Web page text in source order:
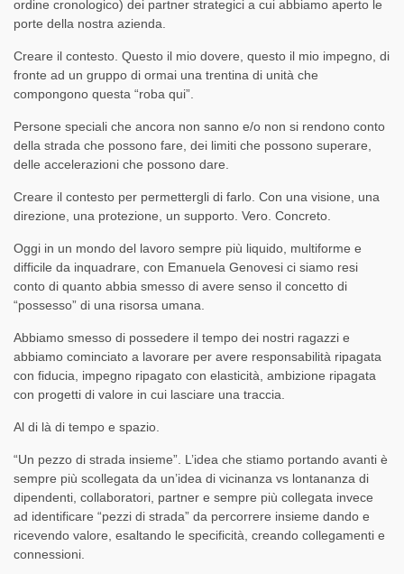
ordine cronologico) dei partner strategici a cui abbiamo aperto le
porte della nostra azienda.
Creare il contesto. Questo il mio dovere, questo il mio impegno, di
fronte ad un gruppo di ormai una trentina di unità che
compongono questa “roba qui”.
Persone speciali che ancora non sanno e/o non si rendono conto
della strada che possono fare, dei limiti che possono superare,
delle accelerazioni che possono dare.
Creare il contesto per permettergli di farlo. Con una visione, una
direzione, una protezione, un supporto. Vero. Concreto.
Oggi in un mondo del lavoro sempre più liquido, multiforme e
difficile da inquadrare, con Emanuela Genovesi ci siamo resi
conto di quanto abbia smesso di avere senso il concetto di
“possesso” di una risorsa umana.
Abbiamo smesso di possedere il tempo dei nostri ragazzi e
abbiamo cominciato a lavorare per avere responsabilità ripagata
con fiducia, impegno ripagato con elasticità, ambizione ripagata
con progetti di valore in cui lasciare una traccia.
Al di là di tempo e spazio.
“Un pezzo di strada insieme”. L’idea che stiamo portando avanti è
sempre più scollegata da un’idea di vicinanza vs lontananza di
dipendenti, collaboratori, partner e sempre più collegata invece
ad identificare “pezzi di strada” da percorrere insieme dando e
ricevendo valore, esaltando le specificità, creando collegamenti e
connessioni.